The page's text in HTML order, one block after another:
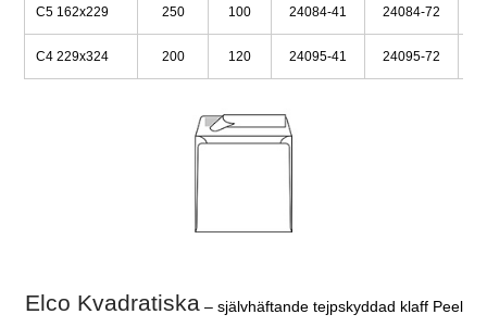
C5 162x229 250 100 24084-41 24084-72
C4 229x324 200 120 24095-41 24095-72
Elco Kvadratiska– självhäftande tejpskyddad klaff Peel